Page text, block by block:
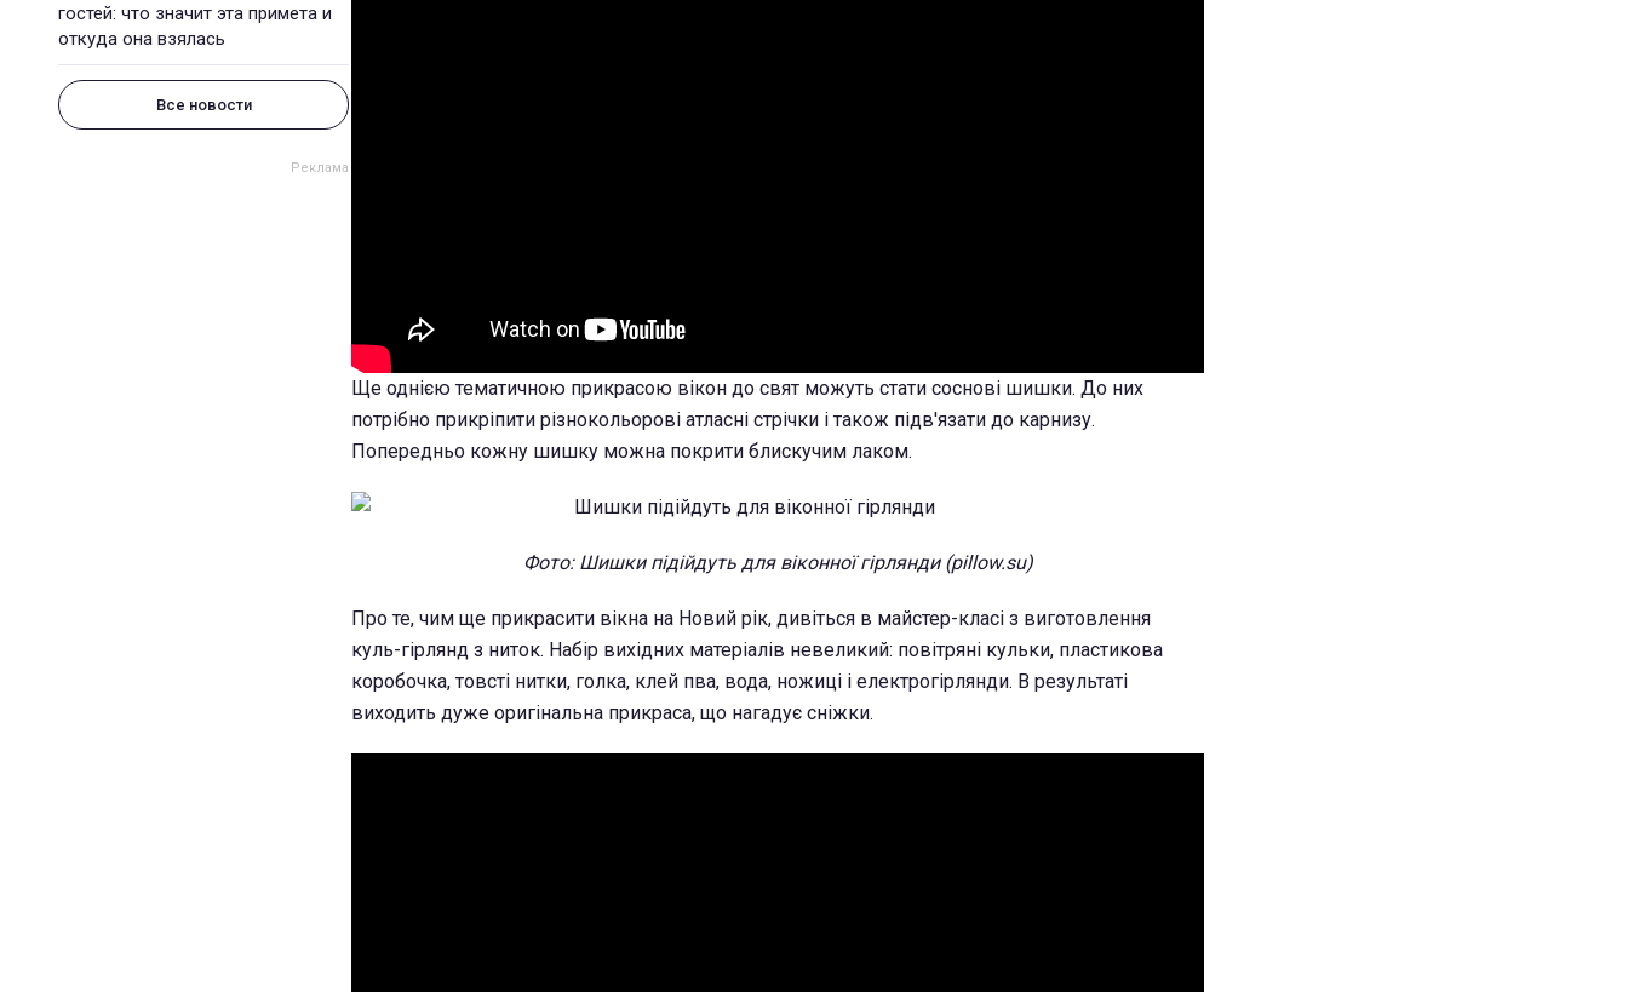
гостей: что значит эта примета и
откуда она взялась
Все новости
Ще однією тематичною прикрасою вікон до свят можуть стати соснові шишки. До них
потрібно прикріпити різнокольорові атласні стрічки і також підв'язати до карнизу.
Попередньо кожну шишку можна покрити блискучим лаком.
Фото: Шишки підійдуть для віконної гірлянди (pillow.su)
Про те, чим ще прикрасити вікна на Новий рік, дивіться в майстер-класі з виготовлення
куль-гірлянд з ниток. Набір вихідних матеріалів невеликий: повітряні кульки, пластикова
коробочка, товсті нитки, голка, клей пва, вода, ножиці і електрогірлянди. В результаті
виходить дуже оригінальна прикраса, що нагадує сніжки.